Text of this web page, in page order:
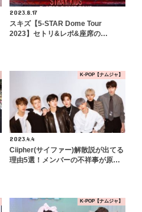
2023.8.17
スキズ【5-STAR Dome Tour
2023】セトリ&レポ&座席の…
K-POP【ナムジャ】
2023.4.4
Ciipher(サイファー)解散説が出てる
理由5選！メンバーの不祥事が原…
K-POP【ナムジャ】